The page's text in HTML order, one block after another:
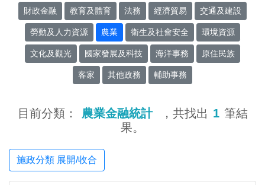
財政金融 教育及體育 法務 經濟貿易 交通及建設
勞動及人力資源 農業 衛生及社會安全 環境資源
文化及觀光 國家發展及科技 海洋事務 原住民族
客家 其他政務 輔助事務
目前分類： 農業金融統計 ，共找出 1 筆結
果。
施政分類 展開/收合